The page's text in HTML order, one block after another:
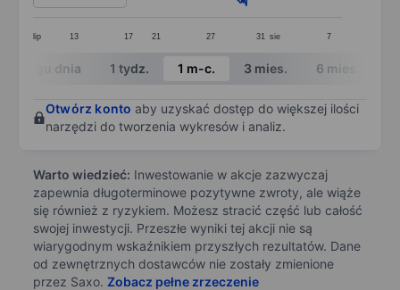
lip 13 17 21 27 31 sie 7
End of interactive chart.
W ciągu dnia 1 tydz. 1 m-c. 3 mies. 6 mies.
Otwórz konto aby uzyskać dostęp do większej ilości
narzędzi do tworzenia wykresów i analiz.
Warto wiedzieć: Inwestowanie w akcje zazwyczaj
zapewnia długoterminowe pozytywne zwroty, ale wiąże
się również z ryzykiem. Możesz stracić część lub całość
swojej inwestycji. Przeszłe wyniki tej akcji nie są
wiarygodnym wskaźnikiem przyszłych rezultatów. Dane
od zewnętrznych dostawców nie zostały zmienione
przez Saxo. Zobacz pełne zrzeczenie